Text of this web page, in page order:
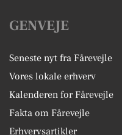
GENVEJE
Seneste nyt fra Fårevejle
Vores lokale erhverv
Kalenderen for Fårevejle
Fakta om Fårevejle
Erhvervsartikler